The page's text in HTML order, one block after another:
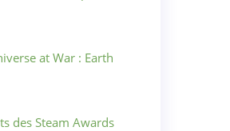
at War : Earth
des Steam Awards